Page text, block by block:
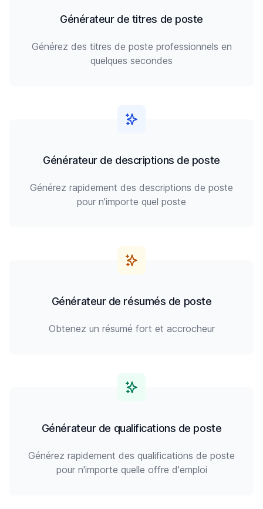
Générateur de titres de poste
Générez des titres de poste professionnels en
quelques secondes
Générateur de descriptions de poste
Générez rapidement des descriptions de poste
pour n'importe quel poste
Générateur de résumés de poste
Obtenez un résumé fort et accrocheur
Générateur de qualifications de poste
Générez rapidement des qualifications de poste
pour n'importe quelle offre d'emploi